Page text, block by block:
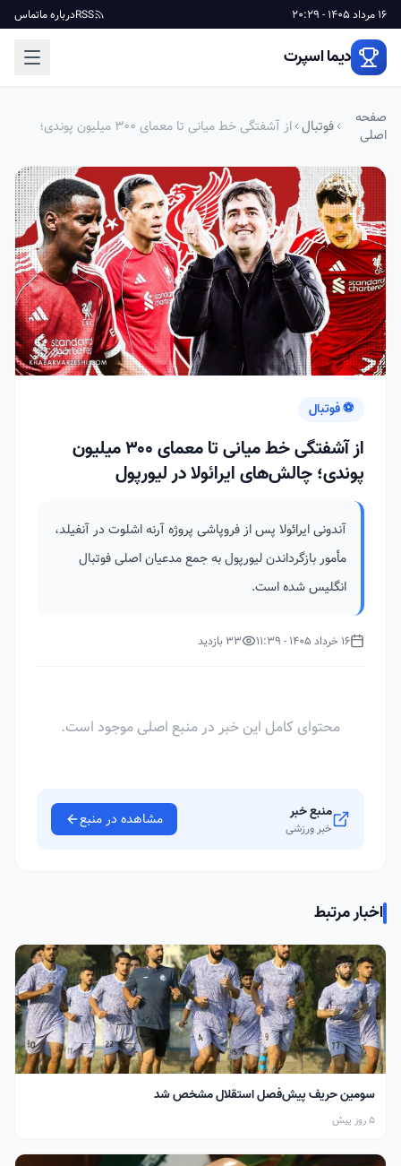
16 مرداد 1405 - 20:29 RSSدرباره ماتماس
دیما اسپرت
صفحه
اصلی
فوتبال
از آشفتگی خط میانی تا معمای ۳۰۰ میلیون پوندی؛
⚽ فوتبال
از آشفتگی خط میانی تا معمای ۳۰۰ میلیون
پوندی؛ چالش‌های ایرائولا در لیورپول
آندونی ایرائولا پس از فروپاشی پروژه آرنه اشلوت در آنفیلد،
مأمور بازگرداندن لیورپول به جمع مدعیان اصلی فوتبال
انگلیس شده است.
16 خرداد 1405 - 11:39 33 بازدید
محتوای کامل این خبر در منبع اصلی موجود است.
منبع خبر
خبر ورزشی مشاهده در منبع
اخبار مرتبط
سومین حریف پیش‌فصل استقلال مشخص شد
5 روز پیش